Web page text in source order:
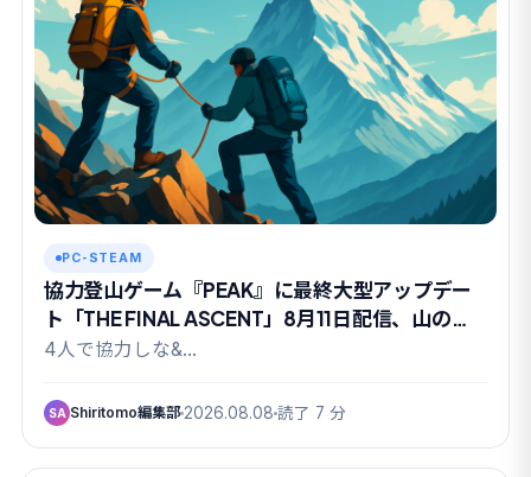
PC-STEAM
協力登山ゲーム『PEAK』に最終大型アップデー
ト「THE FINAL ASCENT」8月11日配信、山の日
に有終の美か
4人で協力しな&…
SA Shiritomo編集部 2026.08.08 読了 7 分